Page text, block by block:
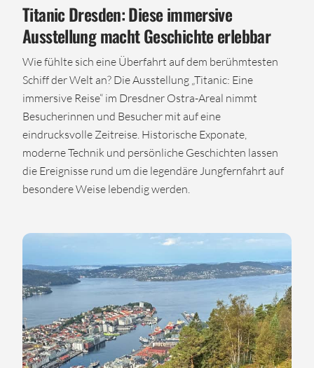
Titanic Dresden: Diese immersive
Ausstellung macht Geschichte erlebbar
Wie fühlte sich eine Überfahrt auf dem berühmtesten
Schiff der Welt an? Die Ausstellung „Titanic: Eine
immersive Reise“ im Dresdner Ostra-Areal nimmt
Besucherinnen und Besucher mit auf eine
eindrucksvolle Zeitreise. Historische Exponate,
moderne Technik und persönliche Geschichten lassen
die Ereignisse rund um die legendäre Jungfernfahrt auf
besondere Weise lebendig werden.